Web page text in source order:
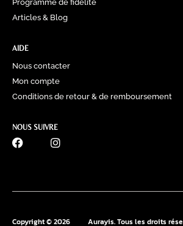
Programme de fidélité
Articles & Blog
AIDE
Nous contacter
Mon compte
Conditions de retour & de remboursement
NOUS SUIVRE
Copyright © 2026 Aurayis. Tous les droits